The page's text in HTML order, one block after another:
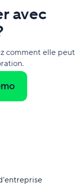
avec
comment elle peut